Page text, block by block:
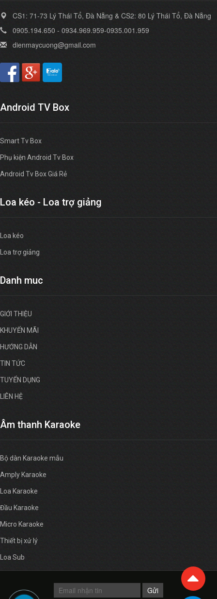
CS1: 71-73 Lý Thái Tổ, Đà Nẵng & CS2: 80 Lý Thái Tổ, Đà Nẵng
0905.194.650 - 0934.969.959-0935.001.959
dienmaycuong@gmail.com
Android TV Box
Smart Tv Box
Phụ kiện Android Tv Box
Android Tv Box Giá Rẻ
Loa kéo - Loa trợ giảng
Loa kéo
Loa trợ giảng
Danh muc
GIỚI THIỆU
KHUYẾN MÃI
HƯỚNG DẪN
TIN TỨC
TUYỂN DỤNG
LIÊN HỆ
Âm thanh Karaoke
Bộ dàn Karaoke mẫu
Amply Karaoke
Loa Karaoke
Đầu Karaoke
Micro Karaoke
Thiết bị xử lý
Loa Sub
Gửi